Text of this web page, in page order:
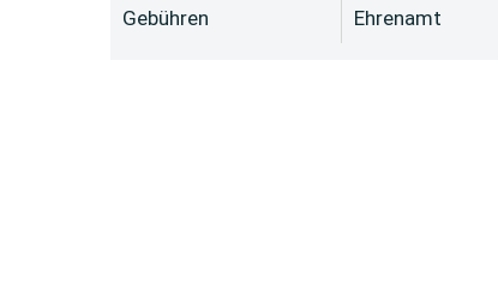
Gebühren Ehrenamt